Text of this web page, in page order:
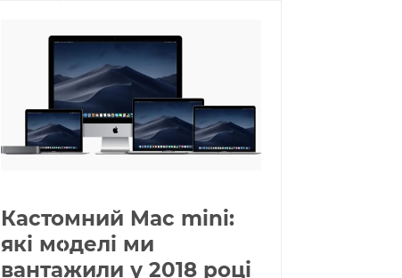
Кастомний Mac mini:
які моделі ми
вантажили у 2018 році